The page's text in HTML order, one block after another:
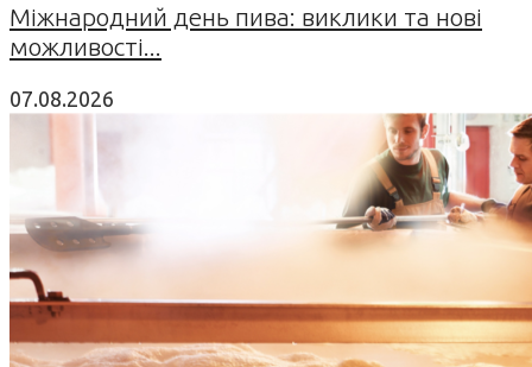
Міжнародний день пива: виклики та нові
можливості...
07.08.2026